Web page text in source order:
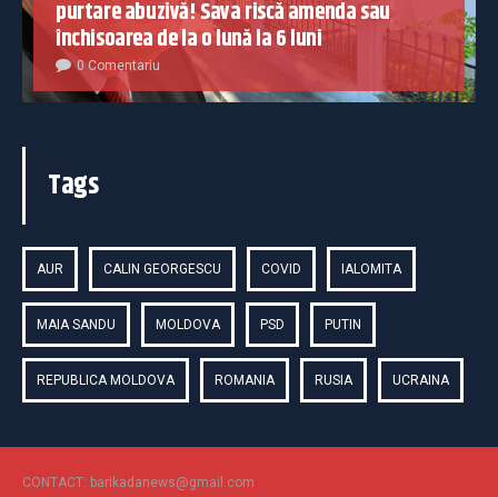
purtare abuzivă! Sava riscă amenda sau
închisoarea de la o lună la 6 luni
0 Comentariu
Tags
AUR CALIN GEORGESCU COVID IALOMITA
MAIA SANDU MOLDOVA PSD PUTIN
REPUBLICA MOLDOVA ROMANIA RUSIA UCRAINA
CONTACT: barikadanews@gmail.com